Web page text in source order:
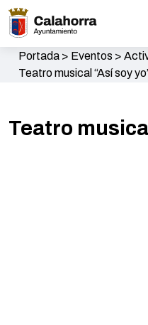
Portada> Eventos >
Teatro musical “Así soy
Teatro